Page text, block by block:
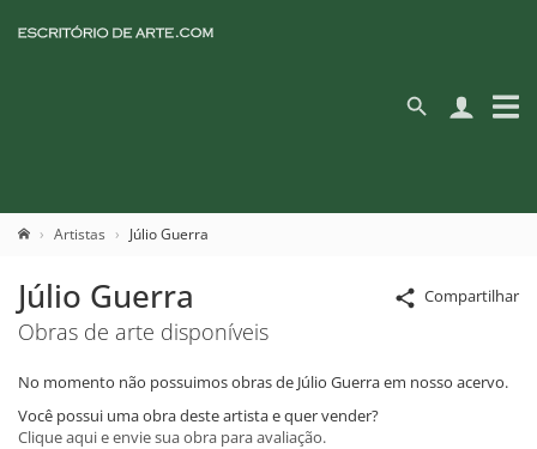
Artistas Júlio Guerra
Compartilhar
Júlio Guerra
Obras de arte disponíveis
No momento não possuimos obras de Júlio Guerra em nosso acervo.
Você possui uma obra deste artista e quer vender?
Clique aqui e envie sua obra para avaliação.